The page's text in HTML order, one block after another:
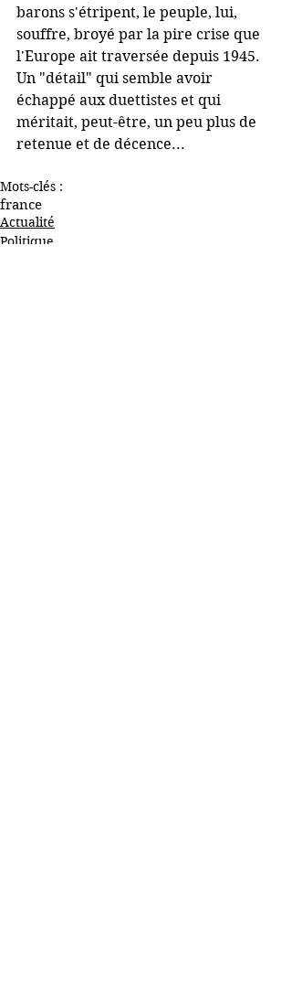
barons s'étripent, le peuple, lui,
souffre, broyé par la pire crise que
l'Europe ait traversée depuis 1945.
Un "détail" qui semble avoir
échappé aux duettistes et qui
méritait, peut-être, un peu plus de
retenue et de décence...
Mots-clés :
france
Actualité
Politique